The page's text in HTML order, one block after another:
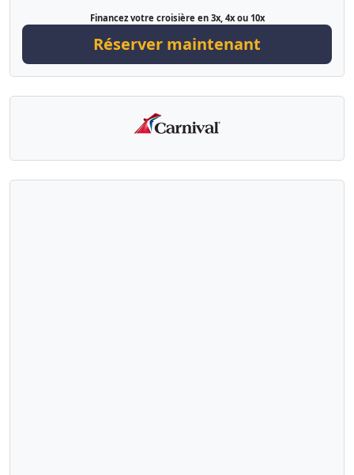
Financez votre croisière en 3x, 4x ou 10x
Réserver maintenant